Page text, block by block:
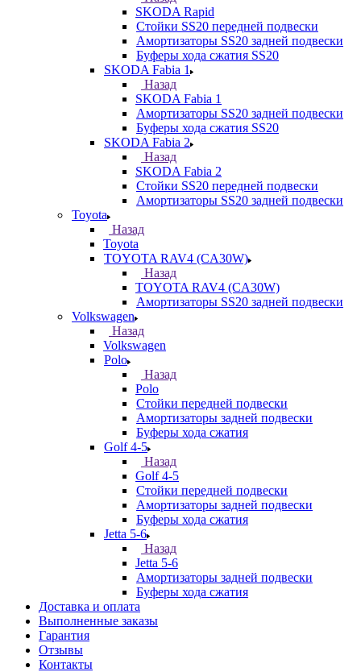
SKODA Rapid
Стойки SS20 передней подвески
Амортизаторы SS20 задней подвески
Буферы хода сжатия SS20
SKODA Fabia 1
Назад
SKODA Fabia 1
Амортизаторы SS20 задней подвески
Буферы хода сжатия SS20
SKODA Fabia 2
Назад
SKODA Fabia 2
Стойки SS20 передней подвески
Амортизаторы SS20 задней подвески
Toyota
Назад
Toyota
TOYOTA RAV4 (CA30W)
Назад
TOYOTA RAV4 (CA30W)
Амортизаторы SS20 задней подвески
Volkswagen
Назад
Volkswagen
Polo
Назад
Polo
Стойки передней подвески
Амортизаторы задней подвески
Буферы хода сжатия
Golf 4-5
Назад
Golf 4-5
Стойки передней подвески
Амортизаторы задней подвески
Буферы хода сжатия
Jetta 5-6
Назад
Jetta 5-6
Амортизаторы задней подвески
Буферы хода сжатия
Доставка и оплата
Выполненные заказы
Гарантия
Отзывы
Контакты